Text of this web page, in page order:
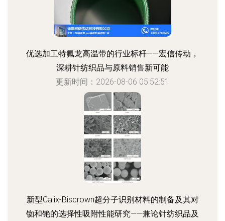
优选加工特氟龙高温带的行业标杆——宏信传动，
深耕针纺织品与原料销售新可能
更新时间：2026-08-06 05:52:51
新型Calix-Biscrown超分子识别材料的制备及其对
铷和铯的选择性吸附性能研究——兼论针纺织品及